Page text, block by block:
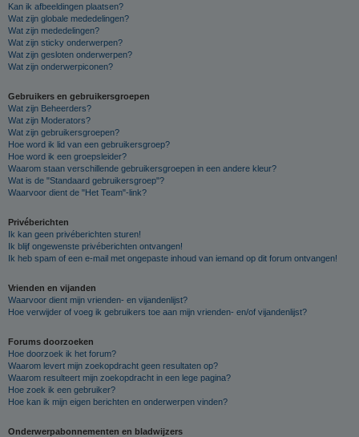
Kan ik afbeeldingen plaatsen?
Wat zijn globale mededelingen?
Wat zijn mededelingen?
Wat zijn sticky onderwerpen?
Wat zijn gesloten onderwerpen?
Wat zijn onderwerpiconen?
Gebruikers en gebruikersgroepen
Wat zijn Beheerders?
Wat zijn Moderators?
Wat zijn gebruikersgroepen?
Hoe word ik lid van een gebruikersgroep?
Hoe word ik een groepsleider?
Waarom staan verschillende gebruikersgroepen in een andere kleur?
Wat is de "Standaard gebruikersgroep"?
Waarvoor dient de "Het Team"-link?
Privéberichten
Ik kan geen privéberichten sturen!
Ik blijf ongewenste privéberichten ontvangen!
Ik heb spam of een e-mail met ongepaste inhoud van iemand op dit forum ontvangen!
Vrienden en vijanden
Waarvoor dient mijn vrienden- en vijandenlijst?
Hoe verwijder of voeg ik gebruikers toe aan mijn vrienden- en/of vijandenlijst?
Forums doorzoeken
Hoe doorzoek ik het forum?
Waarom levert mijn zoekopdracht geen resultaten op?
Waarom resulteert mijn zoekopdracht in een lege pagina?
Hoe zoek ik een gebruiker?
Hoe kan ik mijn eigen berichten en onderwerpen vinden?
Onderwerpabonnementen en bladwijzers